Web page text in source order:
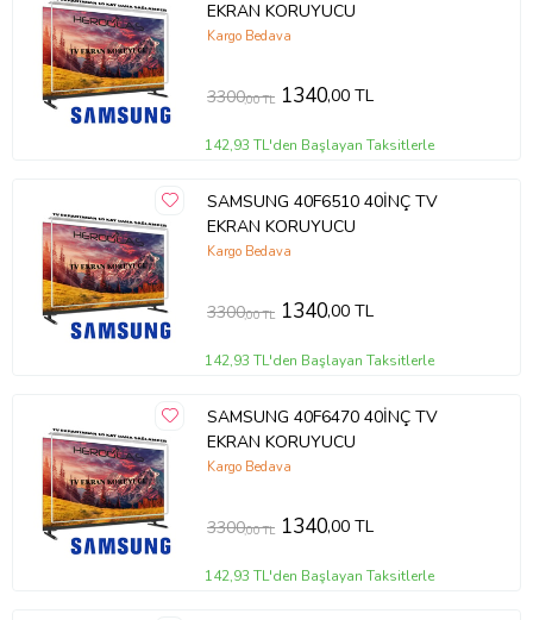
EKRAN KORUYUCU
Kargo Bedava
3300,00 TL 1340,00 TL
142,93 TL'den Başlayan Taksitlerle
SAMSUNG 40F6510 40İNÇ TV
EKRAN KORUYUCU
Kargo Bedava
3300,00 TL 1340,00 TL
142,93 TL'den Başlayan Taksitlerle
SAMSUNG 40F6470 40İNÇ TV
EKRAN KORUYUCU
Kargo Bedava
3300,00 TL 1340,00 TL
142,93 TL'den Başlayan Taksitlerle